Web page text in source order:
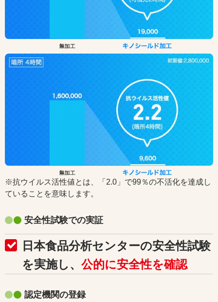
※抗ウイルス活性値とは、「2.0」で99％の不活化を達成し
ていることを意味します。
安全性試験での実証
日本食品分析センターの安全性試験
を実施し、 公的に安全性を確認
認定機関の登録